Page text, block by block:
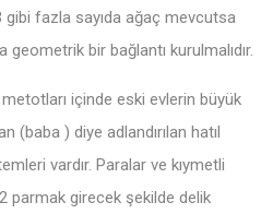
gibi fazla sayıda ağaç mevcutsa
bir bağlantı kurulmalıdır.
içinde eski evlerin büyük
(baba ) diye adlandırılan hatıl
vardır. Paralar ve kıymetli
parmak girecek şekilde delik